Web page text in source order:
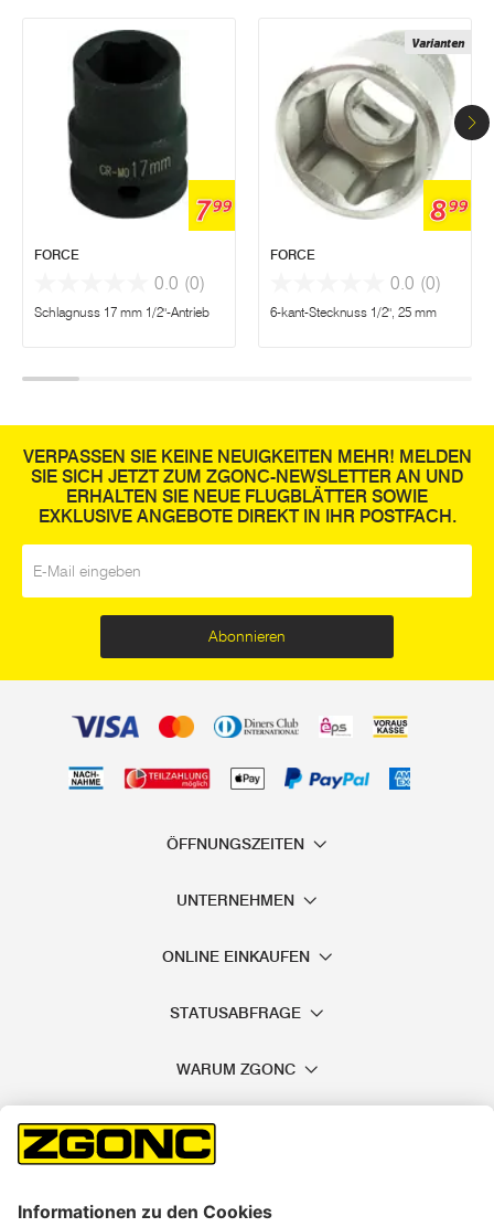
799
FORCE
0.0 (0)
Schlagnuss 17 mm 1/2"-Antrieb
Varianten
899
FORCE
0.0 (0)
6-kant-Stecknuss 1/2", 25 mm
VERPASSEN SIE KEINE NEUIGKEITEN MEHR! MELDEN
SIE SICH JETZT ZUM ZGONC-NEWSLETTER AN UND
ERHALTEN SIE NEUE FLUGBLÄTTER SOWIE
EXKLUSIVE ANGEBOTE DIREKT IN IHR POSTFACH.
Abonnieren
ÖFFNUNGSZEITEN
UNTERNEHMEN
ONLINE EINKAUFEN
STATUSABFRAGE
WARUM ZGONC